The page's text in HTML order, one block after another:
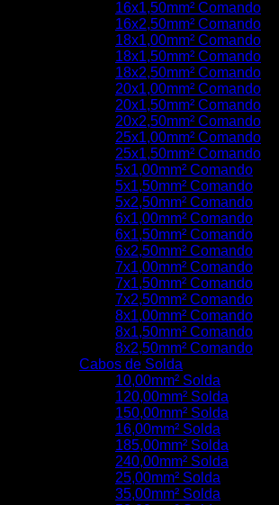
16x1,50mm² Comando
16x2,50mm² Comando
18x1,00mm² Comando
18x1,50mm² Comando
18x2,50mm² Comando
20x1,00mm² Comando
20x1,50mm² Comando
20x2,50mm² Comando
25x1,00mm² Comando
25x1,50mm² Comando
5x1,00mm² Comando
5x1,50mm² Comando
5x2,50mm² Comando
6x1,00mm² Comando
6x1,50mm² Comando
6x2,50mm² Comando
7x1,00mm² Comando
7x1,50mm² Comando
7x2,50mm² Comando
8x1,00mm² Comando
8x1,50mm² Comando
8x2,50mm² Comando
Cabos de Solda
10,00mm² Solda
120,00mm² Solda
150,00mm² Solda
16,00mm² Solda
185,00mm² Solda
240,00mm² Solda
25,00mm² Solda
35,00mm² Solda